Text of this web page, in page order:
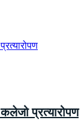
प्रत्यारोपण